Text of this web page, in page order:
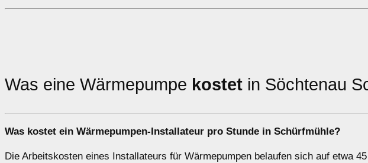
Was eine Wärmepumpe kostet in Söchtenau
Was kostet ein Wärmepumpen-Installateur pro Stunde in Schürfmühle?
Die Arbeitskosten eines Installateurs für Wärmepumpen belaufen sich auf etwa